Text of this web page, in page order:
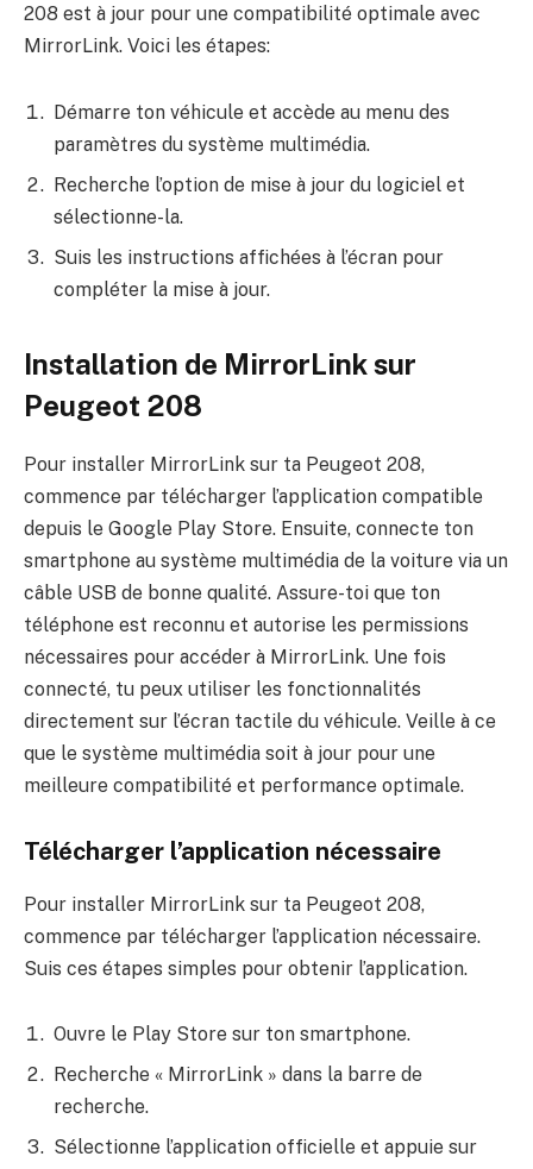
208 est à jour pour une compatibilité optimale avec
MirrorLink. Voici les étapes:
Démarre ton véhicule et accède au menu des
paramètres du système multimédia.
Recherche l’option de mise à jour du logiciel et
sélectionne-la.
Suis les instructions affichées à l’écran pour
compléter la mise à jour.
Installation de MirrorLink sur
Peugeot 208
Pour installer MirrorLink sur ta Peugeot 208,
commence par télécharger l’application compatible
depuis le Google Play Store. Ensuite, connecte ton
smartphone au système multimédia de la voiture via un
câble USB de bonne qualité. Assure-toi que ton
téléphone est reconnu et autorise les permissions
nécessaires pour accéder à MirrorLink. Une fois
connecté, tu peux utiliser les fonctionnalités
directement sur l’écran tactile du véhicule. Veille à ce
que le système multimédia soit à jour pour une
meilleure compatibilité et performance optimale.
Télécharger l’application nécessaire
Pour installer MirrorLink sur ta Peugeot 208,
commence par télécharger l’application nécessaire.
Suis ces étapes simples pour obtenir l’application.
Ouvre le Play Store sur ton smartphone.
Recherche « MirrorLink » dans la barre de
recherche.
Sélectionne l’application officielle et appuie sur